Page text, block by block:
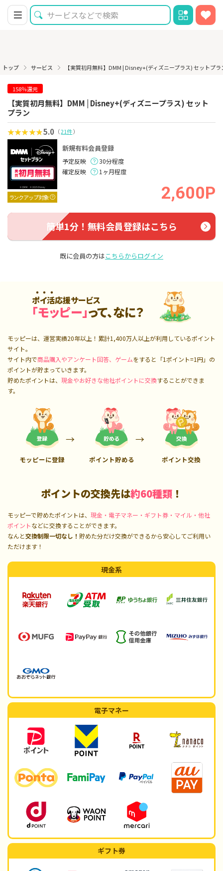
トップ サービス 【実質初月無料】DMM | Disney+(ディズニープラス) セットプ
158％還元
【実質初月無料】DMM | Disney+(ディズニープラス) セット
プラン
5.0 （21件）
ランクアップ対象
新規有料会員登録
予定反映
30分程度
確定反映
1ヶ月程度
2,600P
簡単1分！無料会員登録はこちら
既に会員の方はこちらからログイン
ポイ活応援サービス
「モッピー」って、なに？
モッピーは、運営実績20年以上！累計1,400万人以上が利用しているポイント
サイト。
サイト内で商品購入やアンケート回答、ゲームをすると「1ポイント=1円」の
ポイントが貯まっていきます。
貯めたポイントは、 現金やお好きな他社ポイントに交換することができま
す。
モッピーに登録 ポイント貯める ポイント交換
ポイントの交換先は約60種類 ！
モッピーで貯めたポイントは、 現金・電子マネー・ギフト券・マイル・他社
ポイントなどに交換することができます。
なんと交換制限一切なし！ 貯めた分だけ交換ができるから安心してご利用い
ただけます！
現金系
電子マネー
ギフト券